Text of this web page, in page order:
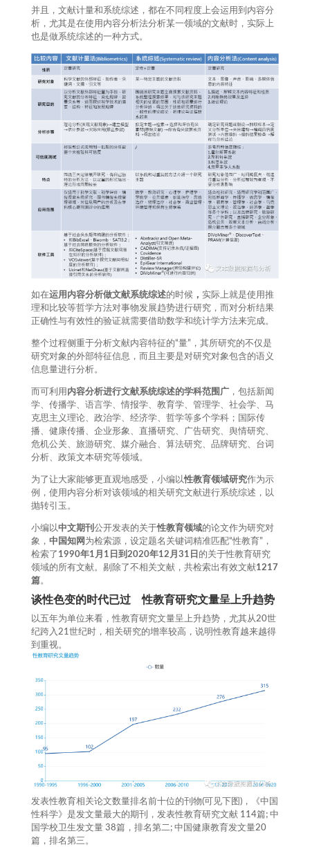
并且，文献计量和系统综述，都在不同程度上会运用到内容分
析，尤其是在使用内容分析法分析某一领域的文献时，实际上
也是做系统综述的一种方式。
如在运用内容分析做文献系统综述的时候， 实际上就是使用推
理和比较等哲学方法对事物发展趋势进行研究，而对分析结果
正确性与有效性的验证就需要借助数学和统计学方法来完成。
整个过程侧重于分析文献内容特征的“量”，其所研究的不仅是
研究对象的外部特征信息，而且主要是对研究对象包含的语义
信息量进行分析。
而可利用 内容分析进行文献系统综述的学科范围广，包括新闻
学、传播学、语言学、情报学、教育学、管理学、社会学、马
克思主义理论、政治学、经济学、哲学等多个学科；国际传
播、健康传播、企业形象、直播研究、广告研究、舆情研究、
危机公关、旅游研究、媒介融合、算法研究、品牌研究、台词
分析、政策文本研究等领域。
为了让大家能够更直观地感受，小编以性教育领域研究作为示
例，使用内容分析对该领域的相关研究文献进行系统综述，以
抛转引玉。
小编以中文期刊 公开发表的关于性教育领域的论文作为研究对
象， 中国知网 为检索源，设定题名关键词精准匹配“性教育”，
检索了 1990年1月1日到2020年12月31日 的关于性教育研究
领域的所有文献。剔除了不相关文献，共检索出有效文献1217
篇。
谈性色变的时代已过性教育研究文量呈上升趋势
以五年为单位来看，性教育研究文量呈上升趋势，尤其从20世
纪跨入21世纪时，相关研究的增率较高，说明性教育越来越得
到重视。
发表性教育相关论文数量排名前十位的刊物(可见下图)，《中国
性科学》是发文量最大的期刊，发表性教育研究文献 114篇; 中
国学校卫生发文量 38篇，排名第二; 中国健康教育发文量20
篇，排名第三。